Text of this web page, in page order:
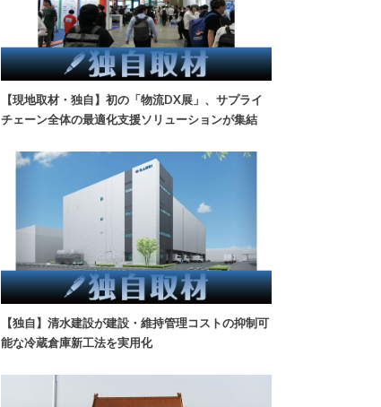
【現地取材・独自】初の「物流DX展」、サプライ
チェーン全体の最適化支援ソリューションが集結
【独自】清水建設が建設・維持管理コストの抑制可
能な冷蔵倉庫新工法を実用化